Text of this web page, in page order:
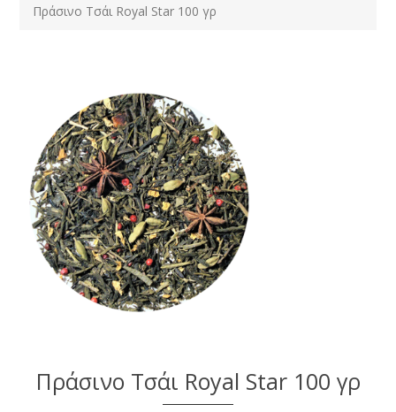
Πράσινο Τσάι Royal Star 100 γρ
Πράσινο Τσάι Royal Star 100 γρ